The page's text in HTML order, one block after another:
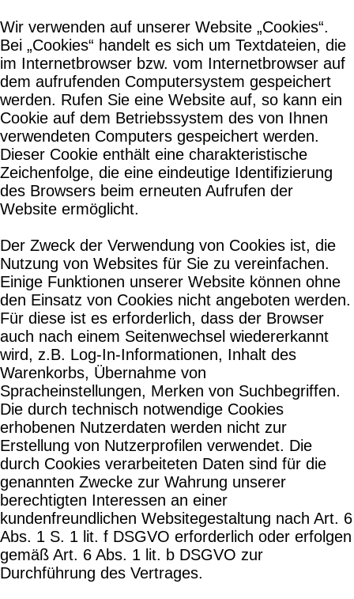
Wir verwenden auf unserer Website „Cookies“.
Bei „Cookies“ handelt es sich um Textdateien, die
im Internetbrowser bzw. vom Internetbrowser auf
dem aufrufenden Computersystem gespeichert
werden. Rufen Sie eine Website auf, so kann ein
Cookie auf dem Betriebssystem des von Ihnen
verwendeten Computers gespeichert werden.
Dieser Cookie enthält eine charakteristische
Zeichenfolge, die eine eindeutige Identifizierung
des Browsers beim erneuten Aufrufen der
Website ermöglicht.
Der Zweck der Verwendung von Cookies ist, die
Nutzung von Websites für Sie zu vereinfachen.
Einige Funktionen unserer Website können ohne
den Einsatz von Cookies nicht angeboten werden.
Für diese ist es erforderlich, dass der Browser
auch nach einem Seitenwechsel wiedererkannt
wird, z.B. Log-In-Informationen, Inhalt des
Warenkorbs, Übernahme von
Spracheinstellungen, Merken von Suchbegriffen.
Die durch technisch notwendige Cookies
erhobenen Nutzerdaten werden nicht zur
Erstellung von Nutzerprofilen verwendet. Die
durch Cookies verarbeiteten Daten sind für die
genannten Zwecke zur Wahrung unserer
berechtigten Interessen an einer
kundenfreundlichen Websitegestaltung nach Art. 6
Abs. 1 S. 1 lit. f DSGVO erforderlich oder erfolgen
gemäß Art. 6 Abs. 1 lit. b DSGVO zur
Durchführung des Vertrages.